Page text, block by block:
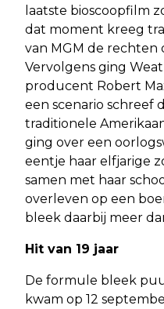
laatste bioscoopfilm
dat moment kreeg
van MGM de rechten
Vervolgens ging
producent Robert
een scenario schreef
traditionele
ging over een
eentje haar elfjarige
samen met haar
overleven op een
bleek daarbij meer
Hit van 19 jaar
De formule bleek
kwam op 12